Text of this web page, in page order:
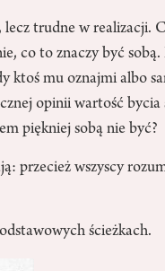
lecz trudne w realizacji.
co to znaczy być sobą.
ktoś mu oznajmi albo
opinii wartość bycia
piękniej sobą nie być?
przecież wszyscy
ścieżkach.